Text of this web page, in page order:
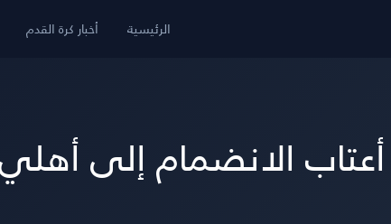
الرئيسية أخبار كرة القدم
الانضمام إلى